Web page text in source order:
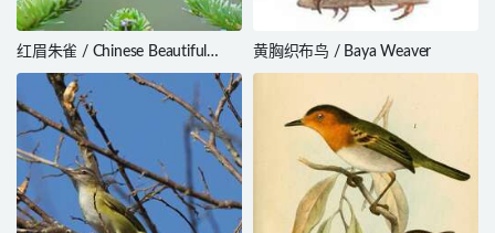
红眉朱雀 / Chinese Beautiful
Rosefinch / Carpodacus
davidianus
黄胸织布鸟 / Baya Weaver